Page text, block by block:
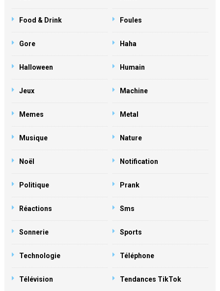
Food & Drink Foules
Gore Haha
Halloween Humain
Jeux Machine
Memes Metal
Musique Nature
Noël Notification
Politique Prank
Réactions Sms
Sonnerie Sports
Technologie Téléphone
Télévision Tendances TikTok